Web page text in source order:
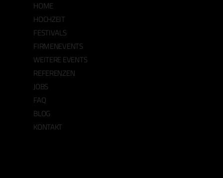
HOME
HOCHZEIT
FESTIVALS
FIRMENEVENTS
WEITERE EVENTS
REFERENZEN
JOBS
FAQ
BLOG
KONTAKT